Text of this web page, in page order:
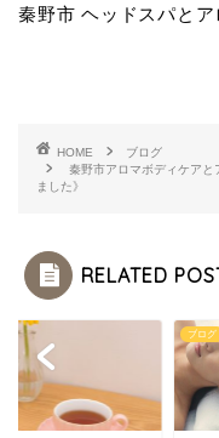
秦野市 ヘッドスパと
HOME
ブログ
秦野市アロマボディケア
ました》
RELATED
ブログ